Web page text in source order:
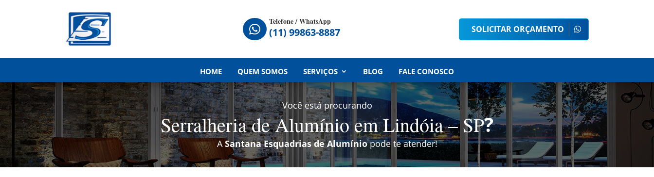

Telefone / WhatsApp
(11) 99863-8887 SOLICITAR ORÇAMENTO
HOME QUEM SOMOS SERVIÇOS BLOG FALE CONOSCO
Você está procurando
Serralheria de Alumínio em Lindóia – SP?
ASantana Esquadrias de Alumíniopode te atender!